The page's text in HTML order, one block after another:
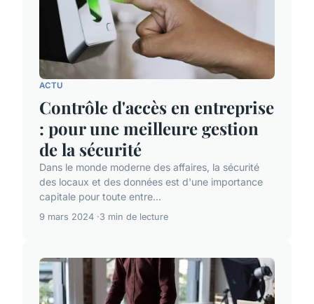
ACTU
Contrôle d'accès en entreprise
: pour une meilleure gestion
de la sécurité
Dans le monde moderne des affaires, la sécurité
des locaux et des données est d'une importance
capitale pour toute entre...
9 mars 2024 3 min de lecture